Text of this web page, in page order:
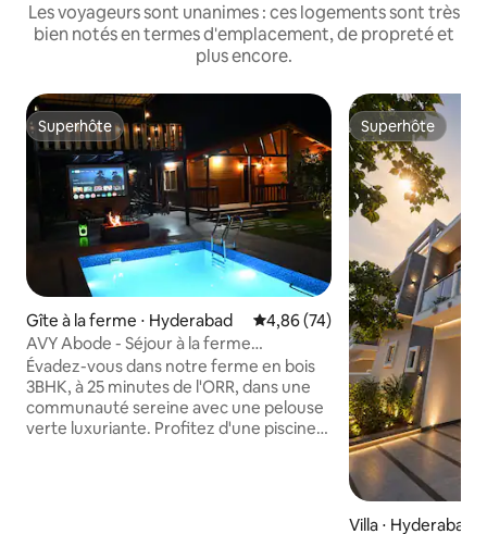
Les voyageurs sont unanimes : ces logements sont très
bien notés en termes d'emplacement, de propreté et
plus encore.
Superhôte
Superhôte
Gîte à la ferme ⋅ Hyderabad Évaluation moyenne sur la
4,86 (74)
AVY Abode - Séjour à la ferme
3 chambres, piscine privée @ Moinabad
Évadez-vous dans notre ferme en bois
3BHK, à 25 minutes de l'ORR, dans une
communauté sereine avec une pelouse
verte luxuriante. Profitez d'une piscine
Superhôte
Superhôte
Villa ⋅ Hyderabad